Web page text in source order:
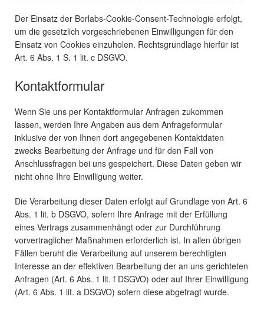
Der Einsatz der Borlabs-Cookie-Consent-Technologie erfolgt,
um die gesetzlich vorgeschriebenen Einwilligungen für den
Einsatz von Cookies einzuholen. Rechtsgrundlage hierfür ist
Art. 6 Abs. 1 S. 1 lit. c DSGVO.
Kontaktformular
Wenn Sie uns per Kontaktformular Anfragen zukommen
lassen, werden Ihre Angaben aus dem Anfrageformular
inklusive der von Ihnen dort angegebenen Kontaktdaten
zwecks Bearbeitung der Anfrage und für den Fall von
Anschlussfragen bei uns gespeichert. Diese Daten geben wir
nicht ohne Ihre Einwilligung weiter.
Die Verarbeitung dieser Daten erfolgt auf Grundlage von Art. 6
Abs. 1 lit. b DSGVO, sofern Ihre Anfrage mit der Erfüllung
eines Vertrags zusammenhängt oder zur Durchführung
vorvertraglicher Maßnahmen erforderlich ist. In allen übrigen
Fällen beruht die Verarbeitung auf unserem berechtigten
Interesse an der effektiven Bearbeitung der an uns gerichteten
Anfragen (Art. 6 Abs. 1 lit. f DSGVO) oder auf Ihrer Einwilligung
(Art. 6 Abs. 1 lit. a DSGVO) sofern diese abgefragt wurde.